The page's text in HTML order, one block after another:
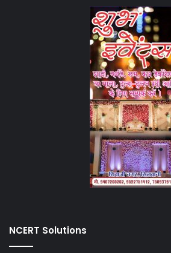
NCERT Solutions